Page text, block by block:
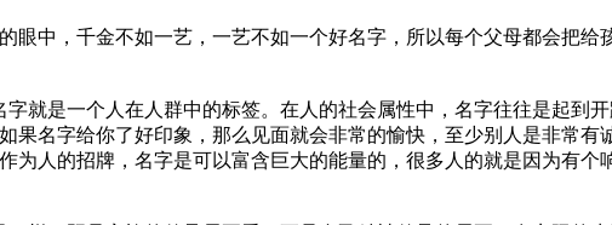
中，千金不如一艺，一艺不如一个好名字，所以每个父母都会把给
就是一个人在人群中的标签。在人的社会属性中，名字往往是起到
名字给你了好印象，那么见面就会非常的愉快，至少别人是非常有
为人的招牌，名字是可以富含巨大的能量的，很多人的就是因为有个